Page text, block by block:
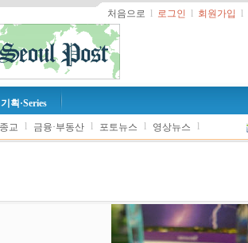
처음으로 l 로그인 l 회원가입 l
기획·Series
교 l 금융·부동산 l 포토뉴스 l 영상뉴스 l